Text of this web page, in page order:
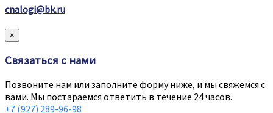
cnalogi@bk.ru
×
Связаться с нами
Позвоните нам или заполните форму ниже, и мы свяжемся с
вами. Мы постараемся ответить в течение 24 часов.
+7 (927) 289-96-98